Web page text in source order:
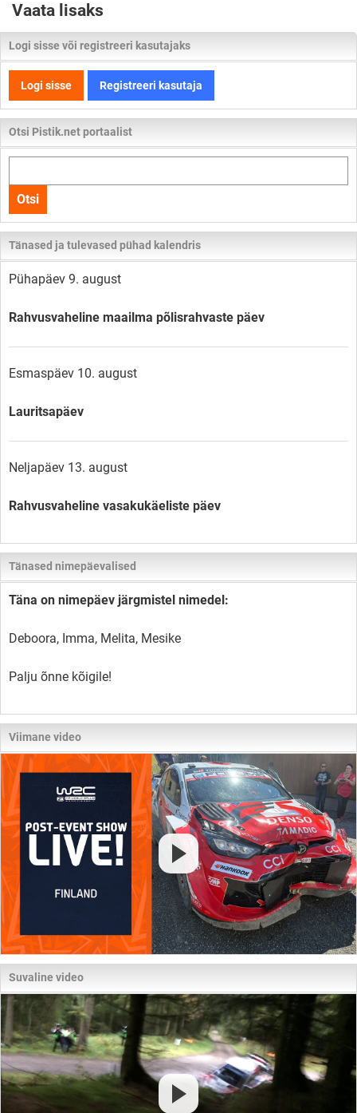
Vaata lisaks
Logi sisse või registreeri kasutajaks
Logi sisse Registreeri kasutaja
Otsi Pistik.net portaalist
kogu
lehelt
Otsi
Tänased ja tulevased pühad kalendris
Pühapäev 9. august
Rahvusvaheline maailma põlisrahvaste päev
Esmaspäev 10. august
Lauritsapäev
Neljapäev 13. august
Rahvusvaheline vasakukäeliste päev
Tänased nimepäevalised
Täna on nimepäev järgmistel nimedel:
Deboora, Imma, Melita, Mesike
Palju õnne kõigile!
Viimane video
Suvaline video